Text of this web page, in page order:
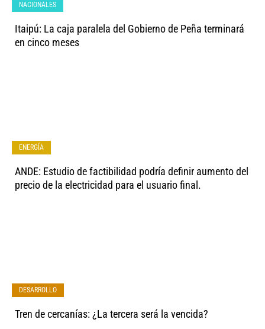
Itaipú: La caja paralela del Gobierno de Peña terminará
en cinco meses
NACIONALES
ANDE: Estudio de factibilidad podría definir aumento del
precio de la electricidad para el usuario final.
ENERGÍA
Tren de cercanías: ¿La tercera será la vencida?
DESARROLLO